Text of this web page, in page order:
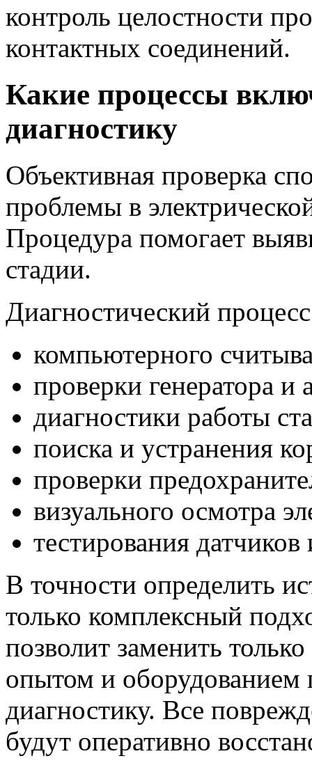
контроль целостности
контактных соединений.
Какие процессы
диагностику
Объективная проверка
проблемы в
Процедура помогает
стадии.
Диагностический
компьютерного
проверки генератора и
диагностики работы
поиска и устранения
проверки
визуального осмотра
тестирования
В точности определить
только комплексный
позволит заменить
опытом и оборудованием
диагностику. Все
будут оперативно